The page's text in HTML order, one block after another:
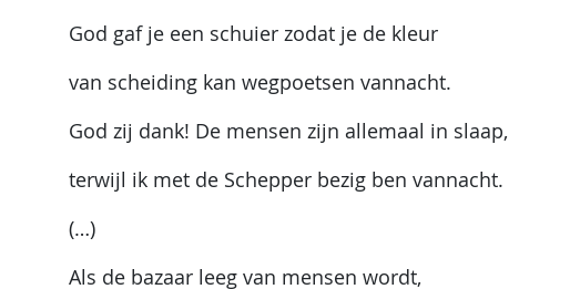
God gaf je een schuier zodat je de kleur
van scheiding kan wegpoetsen vannacht.
God zij dank! De mensen zijn allemaal in slaap,
terwijl ik met de Schepper bezig ben vannacht.
(…)
Als de bazaar leeg van mensen wordt,